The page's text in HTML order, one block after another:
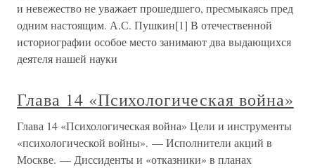
и невежество не уважает прошедшего, пресмыкаясь пред
одним настоящим. А.С. Пушкин[1] В отечественной
историографии особое место занимают два выдающихся
деятеля нашей науки
Глава 14 «Психологическая война»
Глава 14 «Психологическая война» Цели и инструменты
«психологической войны». — Исполнители акций в
Москве. — Диссиденты и «отказники» в планах